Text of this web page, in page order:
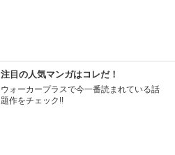
注目の人気マンガはコレだ！
ウォーカープラスで今一番読まれている話
題作をチェック!!